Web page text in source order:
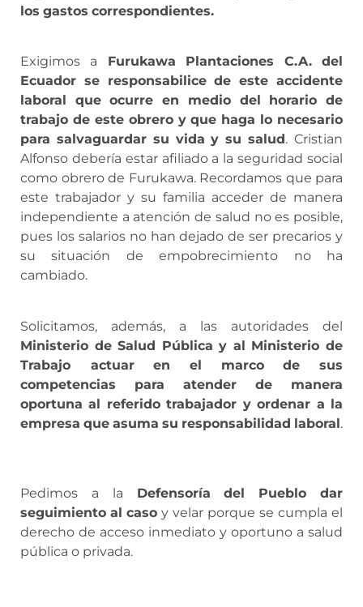
los gastos correspondientes.
Exigimos a Furukawa Plantaciones C.A.
del
Ecuador se responsabilice de este accidente
laboral
que ocurre en medio del horario de
trabajo de este obrero y que haga lo necesario
para salvaguardar su vida y su salud . Cristian
Alfonso debería estar afiliado a la seguridad social
como obrero de Furukawa. Recordamos que para
este trabajador y su familia acceder de manera
independiente a atención de salud no es posible,
pues los salarios no han dejado de ser precarios y
su situación de empobrecimiento no ha
cambiado.
Solicitamos, además, a las autoridades del
Ministerio de Salud Pública y al Ministerio de
Trabajo actuar en el marco de
sus
competencias
para atender de
manera
oportuna al referido trabajador y ordenar a la
empresa que asuma su responsabilidad laboral.
Pedimos a la Defensoría del Pueblo
dar
seguimiento al caso y velar porque se cumpla el
derecho de acceso inmediato y oportuno a salud
pública o privada.